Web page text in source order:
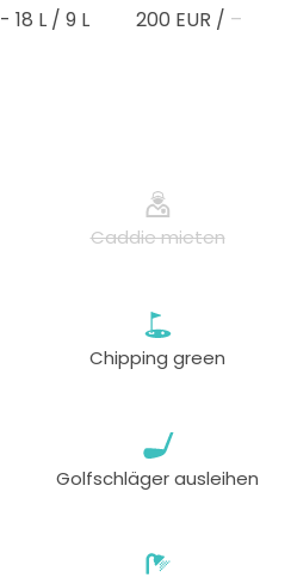
- 18 L / 9 L 200 EUR / –
Caddie mieten
Chipping green
Golfschläger ausleihen